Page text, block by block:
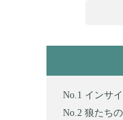
インサ
狼たち